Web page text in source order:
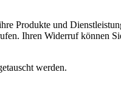
Produkte und
Ihren Widerruf können
werden.